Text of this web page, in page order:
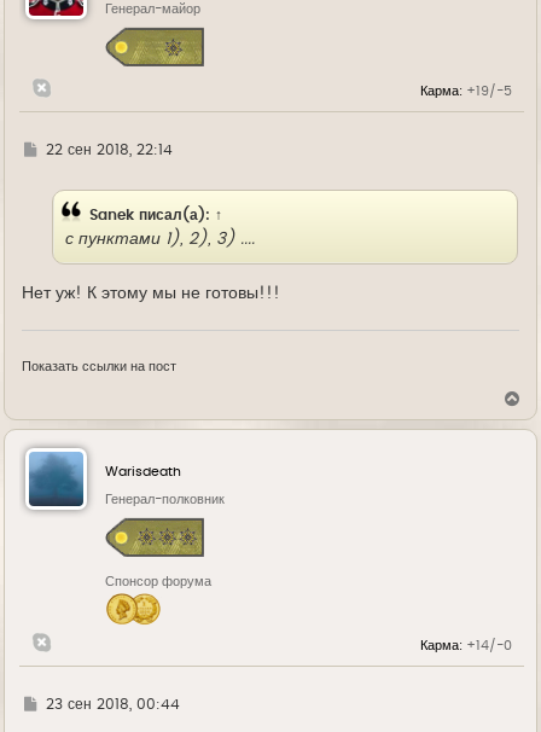
ч
Генерал-майор
Карма: +19/-5
Г22 сен 2018, 22:14
Sanek писал(а): ↑
с пунктами 1), 2), 3) ....
Нет уж! К этому мы не готовы!!!
Показать ссылки на пост
р
Warisdeath
Генерал-полковник
Спонсор форума
Карма: +14/-0
Г23 сен 2018, 00:44